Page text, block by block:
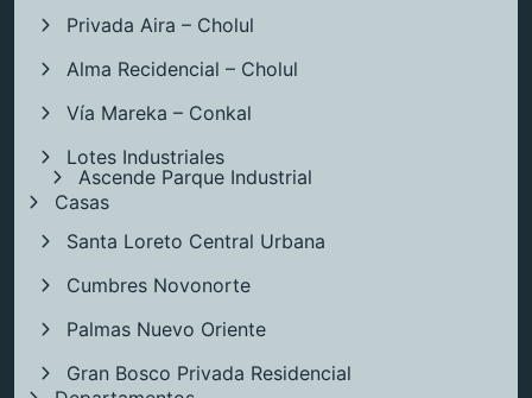
Privada Aira – Cholul
Alma Recidencial – Cholul
Vía Mareka – Conkal
Lotes Industriales
Ascende Parque Industrial
Casas
Santa Loreto Central Urbana
Cumbres Novonorte
Palmas Nuevo Oriente
Gran Bosco Privada Residencial